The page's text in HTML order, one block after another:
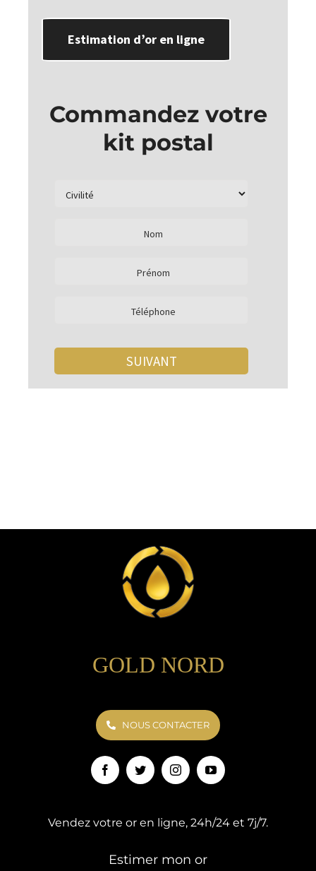
Estimation d’or en ligne
Commandez votre
kit postal
GOLD NORD
NOUS CONTACTER
Vendez votre or en ligne, 24h/24 et 7j/7.
Estimer mon or